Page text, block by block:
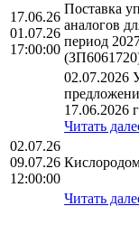
17.06.26
01.07.26
17:00:00
Поставка
аналогов
период
02.07.2026
17.06.2026
Читать
02.07.26
09.07.26
12:00:00
Читать